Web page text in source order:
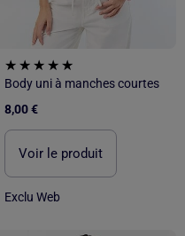
Body uni à manches courtes
8,00 €
Voir le produit
Exclu Web